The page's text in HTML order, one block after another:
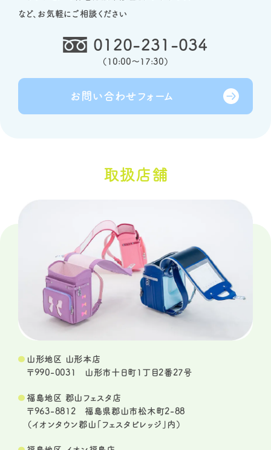
など、お気軽にご相談ください
0120-231-034
（ 10:00～17:30 ）
お問い合わせ フォーム
取扱店舗
山形地区 山形本店
〒990-0031 山形市十日町1丁目2番27号
福島地区 郡山フェスタ店
〒963-8812 福島県郡山市松木町2-88
（イオンタウン郡山「フェスタビレッジ」内）